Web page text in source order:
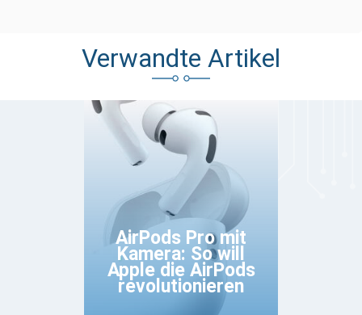
Verwandte Artikel
AirPods Pro mit
Kamera: So will
Apple die AirPods
revolutionieren